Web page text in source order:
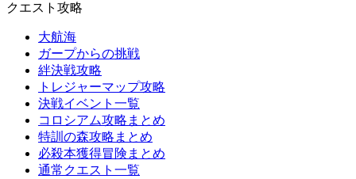
クエスト攻略
大航海
ガープからの挑戦
絆決戦攻略
トレジャーマップ攻略
決戦イベント一覧
コロシアム攻略まとめ
特訓の森攻略まとめ
必殺本獲得冒険まとめ
通常クエスト一覧